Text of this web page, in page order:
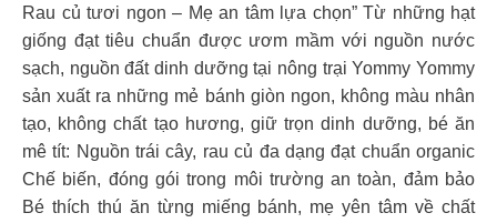
Rau củ tươi ngon – Mẹ an tâm lựa chọn” Từ những hạt
giống đạt tiêu chuẩn được ươm mầm với nguồn nước
sạch, nguồn đất dinh dưỡng tại nông trại Yommy Yommy
sản xuất ra những mẻ bánh giòn ngon, không màu nhân
tạo, không chất tạo hương, giữ trọn dinh dưỡng, bé ăn
mê tít: Nguồn trái cây, rau củ đa dạng đạt chuẩn organic
Chế biến, đóng gói trong môi trường an toàn, đảm bảo
Bé thích thú ăn từng miếng bánh, mẹ yên tâm về chất